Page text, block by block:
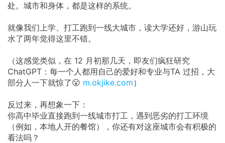
处。城市和身体，都是这样的系统。
就像我们上学、打工跑到一线大城市，读大学还好，游山玩
水了两年觉得这里不错。
（这感觉类似，在 12 月初那几天，即友们疯狂研究
ChatGPT：每一个人都用自己的爱好和专业与TA 过招，大
部分人一下就惊了😮 m.okjike.com）
反过来，再想象一下：
你高中毕业直接跑到一线城市打工，遇到恶劣的打工环境
（例如，本地人开的餐馆），你还有对这座城市会有积极的
看法吗？